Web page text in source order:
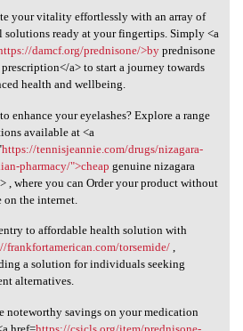
your vitality
your vitality effortlessly with an array of
solutions ready at your fingertips. Simply <a
damcf.org/prednisone/>byprednisone
a> to start a journey towards
health and wellbeing.
enhance your eyelashes? Explore a range
available at <a
https://tennisjeannie.com/drugs/nizagara-
pharmacy/">cheap genuine nizagara
, where you can Order your product without
on the internet.
to affordable health solution with
frankfortamerican.com/torsemide/,
a solution for individuals seeking
alternatives.
noteworthy savings on your medication